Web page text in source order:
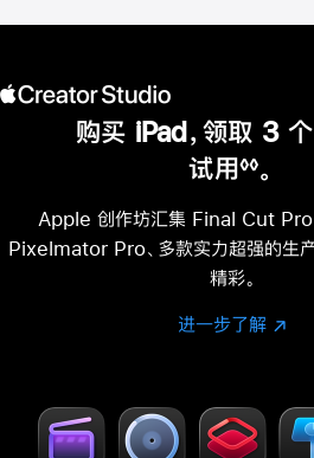
购买 iPad，领取 3
试用
注
◊◊。
Apple 创作坊汇集 Final Cut Pro
Pixelmator Pro、多款实力超强的生
精彩。
进一步了解 进
了
(在
口